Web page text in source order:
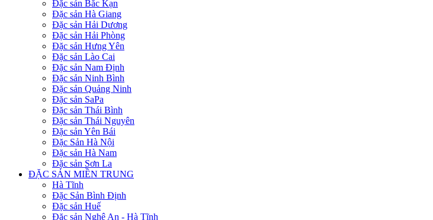
Đặc sản Bắc Kạn
Đặc sản Hà Giang
Đặc sản Hải Dương
Đặc sản Hải Phòng
Đặc sản Hưng Yên
Đặc sản Lào Cai
Đặc sản Nam Định
Đặc sản Ninh Bình
Đặc sản Quảng Ninh
Đặc sản SaPa
Đặc sản Thái Bình
Đặc sản Thái Nguyên
Đặc sản Yên Bái
Đặc Sản Hà Nội
Đặc sản Hà Nam
Đặc sản Sơn La
ĐẶC SẢN MIỀN TRUNG
Hà Tĩnh
Đặc Sản Bình Định
Đặc sản Huế
Đặc sản Nghệ An - Hà Tĩnh